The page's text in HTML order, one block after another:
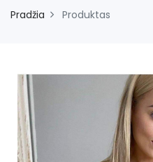
Pradžia Produktas